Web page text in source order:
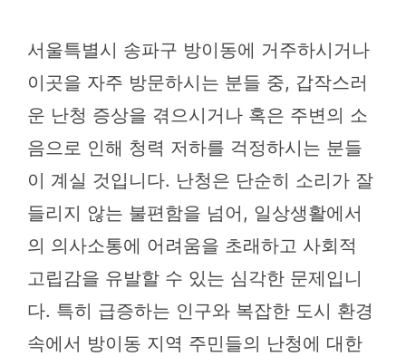
서울특별시 송파구 방이동에 거주하시거나
이곳을 자주 방문하시는 분들 중, 갑작스러
운 난청 증상을 겪으시거나 혹은 주변의 소
음으로 인해 청력 저하를 걱정하시는 분들
이 계실 것입니다. 난청은 단순히 소리가 잘
들리지 않는 불편함을 넘어, 일상생활에서
의 의사소통에 어려움을 초래하고 사회적
고립감을 유발할 수 있는 심각한 문제입니
다. 특히 급증하는 인구와 복잡한 도시 환경
속에서 방이동 지역 주민들의 난청에 대한